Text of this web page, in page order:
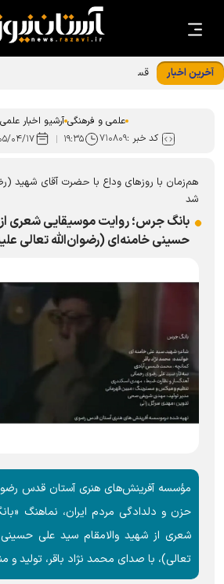
آخرین اخبار قسمت چهارم مجموعه مادر، معمار
علمی و فرهنگی آرشیو اخبار
کد خبر :۷۱۰۸۰۹ ۱۹:۳۵ ۱۴۰۵/
هم‌زمان با روز‌های وداع با حضرت آقای شهید
شد
بانگ جرس؛ روایت موسیقایی شعری
حسینی خامنه‌ای (رضوان‌الله تعالی
مؤسسه آفرینش‌های هنری آستان قدس
حزن و دلدادگی مردم ایران، نماهنگ
شعری از شهید والامقام سید علی حسینی
تعالی)، با صدای محمد نژاد باقر، تولید و